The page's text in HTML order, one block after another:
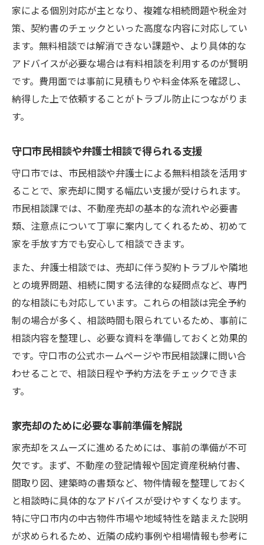
家による個別対応が主となり、複雑な相続問題や税金対
策、契約書のチェックといった高度な内容に対応してい
ます。無料相談では解消できない課題や、より具体的な
アドバイスが必要な場合は有料相談を利用するのが賢明
です。費用面では事前に見積もりや料金体系を確認し、
納得した上で依頼することがトラブル防止につながりま
す。
守口市民相談や弁護士相談で得られる支援
守口市では、市民相談や弁護士による無料相談を活用す
ることで、家売却に関する幅広い支援が受けられます。
市民相談課では、不動産売却の基本的な流れや必要書
類、注意点について丁寧に案内してくれるため、初めて
家を手放す方でも安心して相談できます。
また、弁護士相談では、売却に伴う契約トラブルや隣地
との境界問題、相続に関する法律的な疑問点など、専門
的な相談にも対応しています。これらの相談は完全予約
制の場合が多く、相談時間も限られているため、事前に
相談内容を整理し、必要な資料を準備しておくと効果的
です。守口市の公式ホームページや市民相談課に問い合
わせることで、相談日程や予約方法をチェックできま
す。
家売却のために必要な事前準備を解説
家売却をスムーズに進めるためには、事前の準備が不可
欠です。まず、不動産の登記情報や固定資産税納付書、
間取り図、建築時の書類など、物件情報を整理しておく
と相談時に具体的なアドバイスが受けやすくなります。
特に守口市内の中古物件市場や地域特性を踏まえた説明
が求められるため、近隣の成約事例や相場情報も参考に